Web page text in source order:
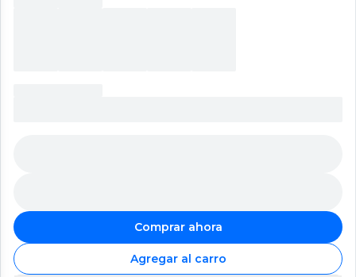
Comprar ahora
Agregar al carro